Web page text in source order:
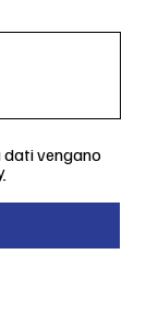
dati vengano